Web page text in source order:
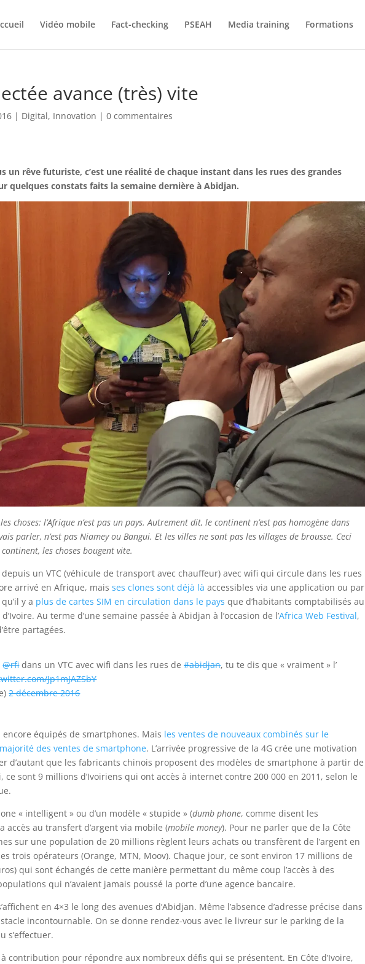
Vidéo mobile Fact-checking PSEAH Media training Formations
avance (très) vite
| Digital, Innovation |0 commentaires
un rêve futuriste, c’est une réalité de chaque instant dans les rues des grandes
quelques constats faits la semaine dernière à Abidjan.
choses: l’Afrique n’est pas un pays. Autrement dit, le continent n’est pas homogène dans
parler, n’est pas Niamey ou Bangui. Et les villes ne sont pas les villages de brousse. Ceci
les choses bougent vite.
un VTC (véhicule de transport avec chauffeur) avec wifi qui circule dans les rues
arrivé en Afrique, maisses clones sont déjà là accessibles via une application ou par
y a plus de cartes SIM en circulation dans le pays que d’habitants comptabilisés au
Au terme d’une semaine passée à Abidjan à l’occasion de l’Africa Web Festival,
partagées.
@rfidans un VTC avec wifi dans les rues de#abidjan, tu te dis que « vraiment » l’
Jp1mJAZSbY
2 décembre 2016
équipés de smartphones. Mais les ventes de nouveaux combinés sur le
des ventes de smartphone. L’arrivée progressive de la 4G crée une motivation
d’autant que les fabricants chinois proposent des modèles de smartphone à partir de
ce sont 9 millions d’Ivoiriens qui ont accès à internet contre 200 000 en 2011, selon le
« intelligent » ou d’un modèle « stupide » (dumb phone, comme disent les
accès au transfert d’argent via mobile (mobile money). Pour ne parler que de la Côte
sur une population de 20 millions règlent leurs achats ou transfèrent de l’argent en
trois opérateurs (Orange, MTN, Moov). Chaque jour, ce sont environ 17 millions de
qui sont échangés de cette manière permettant du même coup l’accès à des
qui n’avaient jamais poussé la porte d’une agence bancaire.
en 4×3 le long des avenues d’Abidjan. Même l’absence d’adresse précise dans
incontournable. On se donne rendez-vous avec le livreur sur le parking de la
s’effectuer.
contribution pour répondre aux nombreux défis qui se présentent. En Côte d’Ivoire,